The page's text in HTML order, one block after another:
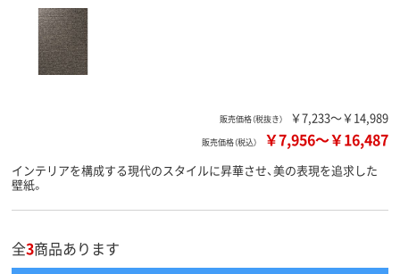
販売価格（税抜き） ￥7,233～￥14,989
販売価格（税込） ￥7,956～￥16,487
インテリアを構成する現代のスタイルに昇華させ、美の表現を追求した
壁紙。
全3商品あります